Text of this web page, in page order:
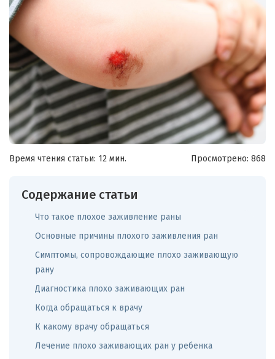
Время чтения статьи: 12 мин. Просмотрено: 868
Содержание статьи
Что такое плохое заживление раны
Основные причины плохого заживления ран
Симптомы, сопровождающие плохо заживающую
рану
Диагностика плохо заживающих ран
Когда обращаться к врачу
К какому врачу обращаться
Лечение плохо заживающих ран у ребенка